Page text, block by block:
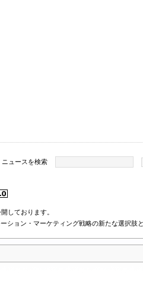
ニュースを検索
しております。
ション・マーケティング戦略の新たな選択肢